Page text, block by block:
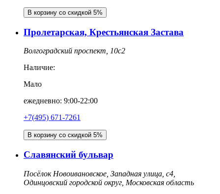
В корзину со скидкой 5%
Пролетарская, Крестьянская Застава
Волгоградский проспект, 10с2
Наличие:
Мало
ежедневно: 9:00-22:00
+7(495) 671-7261
В корзину со скидкой 5%
Славянский бульвар
Посёлок Новоивановское, Западная улица, с4,
Одинцовский городской округ, Московская область